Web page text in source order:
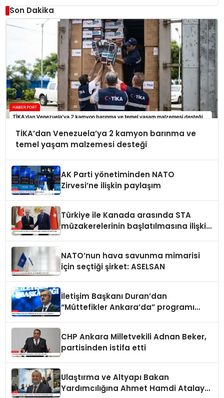
Son Dakika
TİKA’dan Venezuela’ya 2 kamyon barınma ve
temel yaşam malzemesi desteği
AK Parti yönetiminden NATO
Zirvesi’ne ilişkin paylaşım
Türkiye ile Kanada arasında STA
müzakerelerinin başlatılmasına ilişkin
NATO’nun hava savunma mimarisi
için seçtiği şirket: ASELSAN
İletişim Başkanı Duran’dan
“Müttefikler Ankara’da” programı
CHP Ankara Milletvekili Adnan Beker,
partisinden istifa etti
Ulaştırma ve Altyapı Bakan
Yardımcılığına Ahmet Hamdi Atalay